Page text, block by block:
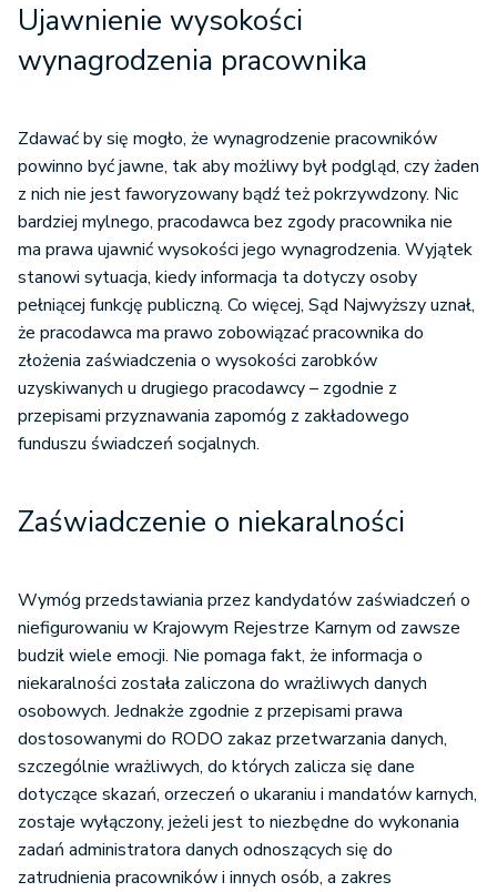
Ujawnienie wysokości
wynagrodzenia pracownika
Zdawać by się mogło, że wynagrodzenie pracowników
powinno być jawne, tak aby możliwy był podgląd, czy żaden
z nich nie jest faworyzowany bądź też pokrzywdzony. Nic
bardziej mylnego, pracodawca bez zgody pracownika nie
ma prawa ujawnić wysokości jego wynagrodzenia. Wyjątek
stanowi sytuacja, kiedy informacja ta dotyczy osoby
pełniącej funkcję publiczną. Co więcej, Sąd Najwyższy uznał,
że pracodawca ma prawo zobowiązać pracownika do
złożenia zaświadczenia o wysokości zarobków
uzyskiwanych u drugiego pracodawcy – zgodnie z
przepisami przyznawania zapomóg z zakładowego
funduszu świadczeń socjalnych.
Zaświadczenie o niekaralności
Wymóg przedstawiania przez kandydatów zaświadczeń o
niefigurowaniu w Krajowym Rejestrze Karnym od zawsze
budził wiele emocji. Nie pomaga fakt, że informacja o
niekaralności została zaliczona do wrażliwych danych
osobowych. Jednakże zgodnie z przepisami prawa
dostosowanymi do RODO zakaz przetwarzania danych,
szczególnie wrażliwych, do których zalicza się dane
dotyczące skazań, orzeczeń o ukaraniu i mandatów karnych,
zostaje wyłączony, jeżeli jest to niezbędne do wykonania
zadań administratora danych odnoszących się do
zatrudnienia pracowników i innych osób, a zakres